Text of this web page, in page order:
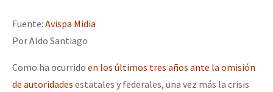
Fuente: Avispa Midia
Por Aldo Santiago
Como ha ocurrido en los últimos tres años ante la omisión
de autoridades estatales y federales, una vez más la crisis